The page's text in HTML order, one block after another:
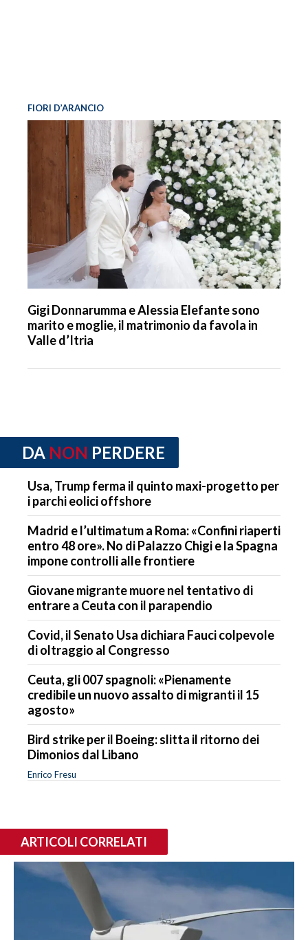
FIORI D’ARANCIO
Gigi Donnarumma e Alessia Elefante sono
marito e moglie, il matrimonio da favola in
Valle d’Itria
DA NON PERDERE
Usa, Trump ferma il quinto maxi-progetto per
i parchi eolici offshore
Madrid e l’ultimatum a Roma: «Confini riaperti
entro 48 ore». No di Palazzo Chigi e la Spagna
impone controlli alle frontiere
Giovane migrante muore nel tentativo di
entrare a Ceuta con il parapendio
Covid, il Senato Usa dichiara Fauci colpevole
di oltraggio al Congresso
Ceuta, gli 007 spagnoli: «Pienamente
credibile un nuovo assalto di migranti il 15
agosto»
Bird strike per il Boeing: slitta il ritorno dei
Dimonios dal Libano
Enrico Fresu
ARTICOLI CORRELATI